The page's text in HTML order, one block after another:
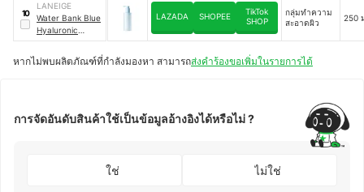
10
LANEIGE
Water Bank Blue
Hyaluronic
Cleansing Oil
LAZADA SHOPEE
TikTok
SHOP
กลุ่มทำความ
สะอาดผิว
250
หากไม่พบผลิตภัณฑ์ที่กำลังมองหา สามารถส่งคำร้องขอเพิ่มในรายการได้
การจัดอันดับสินค้าใช้เป็นข้อมูลอ้างอิงได้หรือไม่ ?
ใช่ ไม่ใช่